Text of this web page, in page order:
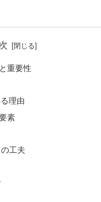
重要性
理由
素
工夫